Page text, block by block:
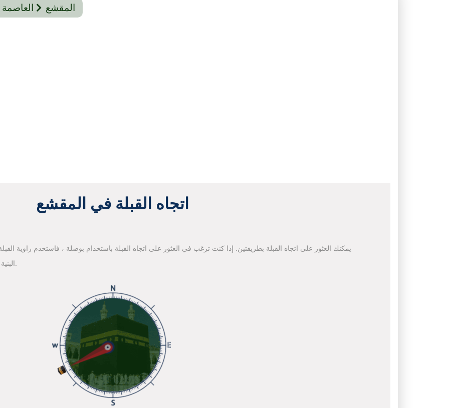
العاصمة المقشع
اتجاه القبلة في المقشع
يمكنك العثور على اتجاه القبلة بطريقتين. إذا كنت ترغب في العثور على اتجاه القبلة باستخدام بوصلة ، فاستخدم زاوية
البنية الأساسية لخرائط جوجل للعثور على اتجاه القبلة.